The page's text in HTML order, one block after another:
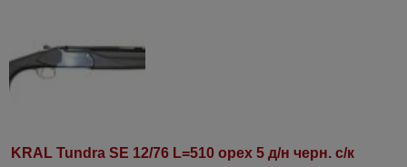
KRAL Tundra SE 12/76 L=510 орех 5 д/н черн. с/к